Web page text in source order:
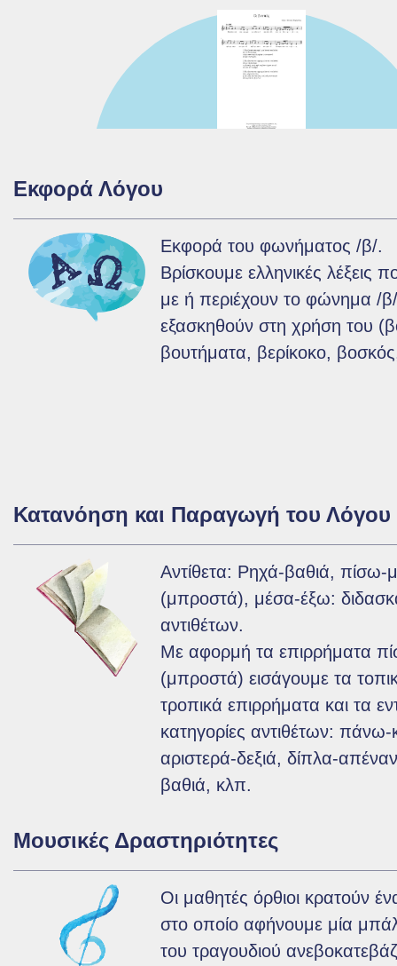
Όροι
Εκφορά Λόγου
Εκφορά του φωνήματος /β/.
Βρίσκουμε ελληνικές λέξεις
με ή περιέχουν το φώνημα /
εξασκηθούν στη χρήση του
βουτήματα, βερίκοκο,
Κατανόηση και Παραγωγή του Λόγου
Αντίθετα: Ρηχά-βαθιά, πίσω-
(μπροστά), μέσα-έξω:
αντιθέτων.
Με αφορμή τα επιρρήματα
(μπροστά) εισάγουμε τα
τροπικά επιρρήματα και τα
κατηγορίες αντιθέτων:
αριστερά-δεξιά, δίπλα-
βαθιά, κλπ.
Μουσικές Δραστηριότητες
Οι μαθητές όρθιοι κρατούν
στο οποίο αφήνουμε μία
του τραγουδιού